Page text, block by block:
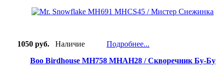
1050 руб. Наличие
Подробнее...
Boo Birdhouse MH758 MHAH28 / Скворечник Бу-Бу